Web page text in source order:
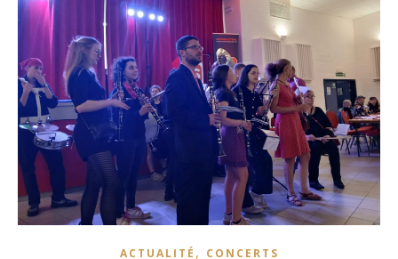
ACTUALITÉ , CONCERTS